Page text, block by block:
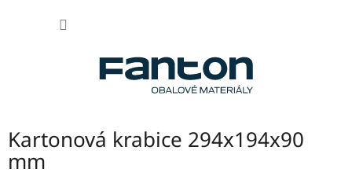
Kartonová krabice 294x194x90
mm